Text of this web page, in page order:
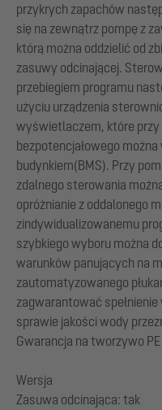
przykrych zapachów
się na zewnątrz pompę z
którą można oddzielić od
zasuwy odcinającej.
przebiegiem programu
użyciu urządzenia
wyświetlaczem, które
bezpotencjałowego
budynkiem(BMS). Przy
zdalnego sterowania
opróżnianie z oddalonego
zindywidualizowanemu
szybkiego wyboru można
warunków panujących na
zautomatyzowanego
zagwarantować
sprawie jakości wody
Gwarancja na tworzywo
Wersja
Zasuwa odcinająca: tak